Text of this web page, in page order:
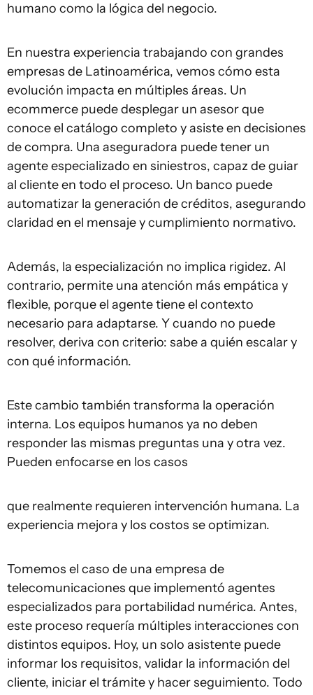
humano como la lógica del negocio.
En nuestra experiencia trabajando con grandes
empresas de Latinoamérica, vemos cómo esta
evolución impacta en múltiples áreas. Un
ecommerce puede desplegar un asesor que
conoce el catálogo completo y asiste en decisiones
de compra. Una aseguradora puede tener un
agente especializado en siniestros, capaz de guiar
al cliente en todo el proceso. Un banco puede
automatizar la generación de créditos, asegurando
claridad en el mensaje y cumplimiento normativo.
Además, la especialización no implica rigidez. Al
contrario, permite una atención más empática y
flexible, porque el agente tiene el contexto
necesario para adaptarse. Y cuando no puede
resolver, deriva con criterio: sabe a quién escalar y
con qué información.
Este cambio también transforma la operación
interna. Los equipos humanos ya no deben
responder las mismas preguntas una y otra vez.
Pueden enfocarse en los casos
que realmente requieren intervención humana. La
experiencia mejora y los costos se optimizan.
Tomemos el caso de una empresa de
telecomunicaciones que implementó agentes
especializados para portabilidad numérica. Antes,
este proceso requería múltiples interacciones con
distintos equipos. Hoy, un solo asistente puede
informar los requisitos, validar la información del
cliente, iniciar el trámite y hacer seguimiento. Todo